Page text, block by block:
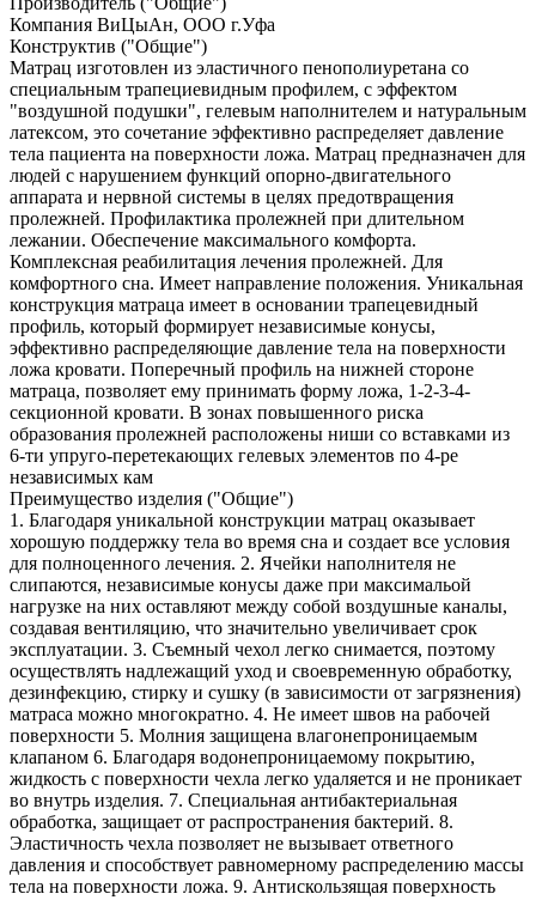
Компания ВиЦыАн, ООО г.Уфа
Конструктив ("Общие")
Матрац изготовлен из эластичного пенополиуретана со
специальным трапециевидным профилем, с эффектом
"воздушной подушки", гелевым наполнителем и натуральным
латексом, это сочетание эффективно распределяет давление
тела пациента на поверхности ложа. Матрац предназначен для
людей с нарушением функций опорно-двигательного
аппарата и нервной системы в целях предотвращения
пролежней. Профилактика пролежней при длительном
лежании. Обеспечение максимального комфорта.
Комплексная реабилитация лечения пролежней. Для
комфортного сна. Имеет направление положения. Уникальная
конструкция матраца имеет в основании трапецевидный
профиль, который формирует независимые конусы,
эффективно распределяющие давление тела на поверхности
ложа кровати. Поперечный профиль на нижней стороне
матраца, позволяет ему принимать форму ложа, 1-2-3-4-
секционной кровати. В зонах повышенного риска
образования пролежней расположены ниши со вставками из
6-ти упруго-перетекающих гелевых элементов по 4-ре
независимых кам
Преимущество изделия ("Общие")
1. Благодаря уникальной конструкции матрац оказывает
хорошую поддержку тела во время сна и создает все условия
для полноценного лечения. 2. Ячейки наполнителя не
слипаются, независимые конусы даже при максимальой
нагрузке на них оставляют между собой воздушные каналы,
создавая вентиляцию, что значительно увеличивает срок
эксплуатации. 3. Съемный чехол легко снимается, поэтому
осуществлять надлежащий уход и своевременную обработку,
дезинфекцию, стирку и сушку (в зависимости от загрязнения)
матраса можно многократно. 4. Не имеет швов на рабочей
поверхности 5. Молния защищена влагонепроницаемым
клапаном 6. Благодаря водонепроницаемому покрытию,
жидкость с поверхности чехла легко удаляется и не проникает
во внутрь изделия. 7. Специальная антибактериальная
обработка, защищает от распространения бактерий. 8.
Эластичность чехла позволяет не вызывает ответного
давления и способствует равномерному распределению массы
тела на поверхности ложа. 9. Антискользящая поверхность